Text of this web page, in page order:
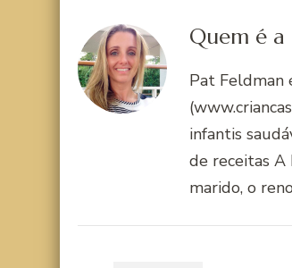
Quem é a
Pat Feldman
infantis
de receitas A
marido, o